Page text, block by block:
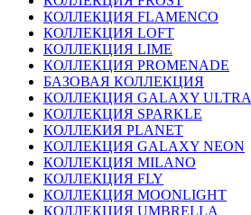
КОЛЛЕКЦИЯ FLAMENCO
КОЛЛЕКЦИЯ LOFT
КОЛЛЕКЦИЯ LIME
КОЛЛЕКЦИЯ PROMENADE
БАЗОВАЯ КОЛЛЕКЦИЯ
КОЛЛЕКЦИЯ GALAXY ULTRA
КОЛЛЕКЦИЯ SPARKLE
КОЛЛЕКИЯ PLANET
КОЛЛЕКЦИЯ GALAXY NEON
КОЛЛЕКЦИЯ MILANO
КОЛЛЕКЦИЯ FLY
КОЛЛЕКЦИЯ MOONLIGHT
КОЛЛЕКЦИЯ UMBRELLA